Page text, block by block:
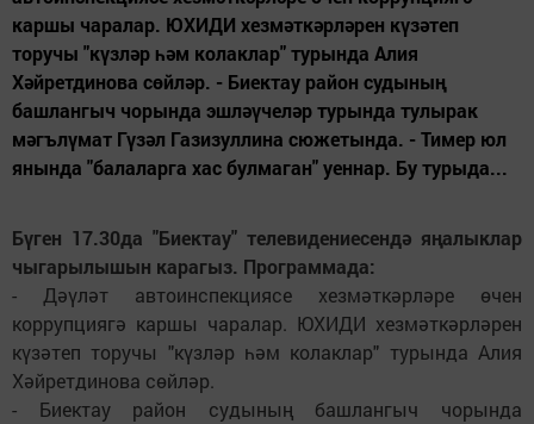
каршы чаралар. ЮХИДИ хезмәткәрләрен күзәтеп
торучы "күзләр һәм колаклар" турында Алия
Хәйретдинова сөйләр. - Биектау район судының
башлангыч чорында эшләүчеләр турында тулырак
мәгълүмат Гүзәл Газизуллина сюжетында. - Тимер юл
янында "балаларга хас булмаган" уеннар. Бу турыда...
Бүген 17.30да "Биектау" телевидениесендә яңалыклар
чыгарылышын карагыз. Программада:
- Дәүләт автоинспекциясе хезмәткәрләре өчен
коррупциягә каршы чаралар. ЮХИДИ хезмәткәрләрен
күзәтеп торучы "күзләр һәм колаклар" турында Алия
Хәйретдинова сөйләр.
- Биектау район судының башлангыч чорында